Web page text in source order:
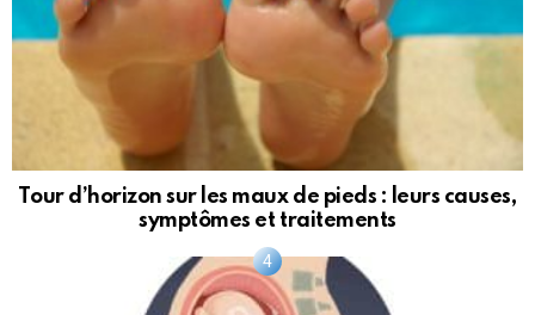
Tour d’horizon sur les maux de pieds : leurs causes,
symptômes et traitements